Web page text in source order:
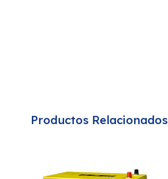
Productos Relacionados